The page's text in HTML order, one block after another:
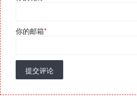
你的邮箱*
提交评论